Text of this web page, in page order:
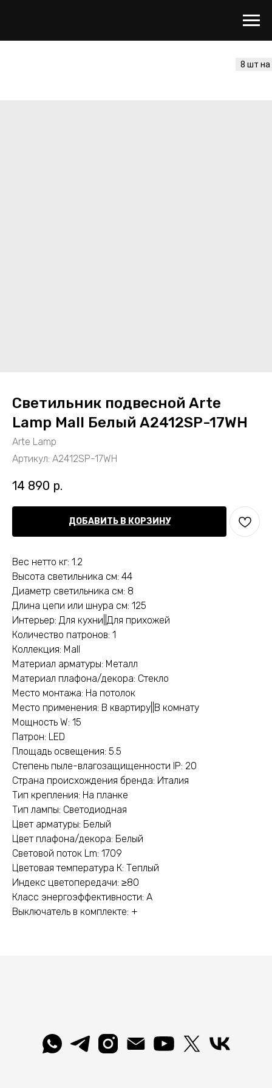
Светильник подвесной Arte
Lamp Mall Белый A2412SP-17WH
Arte Lamp
Артикул: A2412SP-17WH
14 890 р.
ДОБАВИТЬ В КОРЗИНУ
Вес нетто кг: 1.2
Высота светильника см: 44
Диаметр светильника см: 8
Длина цепи или шнура см: 125
Интерьер: Для кухни||Для прихожей
Количество патронов: 1
Коллекция: Mall
Материал арматуры: Металл
Материал плафона/декора: Стекло
Место монтажа: На потолок
Место применения: В квартиру||В комнату
Мощность W: 15
Патрон: LED
Площадь освещения: 5.5
Степень пыле-влагозащищенности IP: 20
Страна происхождения бренда: Италия
Тип крепления: На планке
Тип лампы: Светодиодная
Цвет арматуры: Белый
Цвет плафона/декора: Белый
Световой поток Lm: 1709
Цветовая температура К: Теплый
Индекс цветопередачи: ≥80
Класс энергоэффективности: A
Выключатель в комплекте: +